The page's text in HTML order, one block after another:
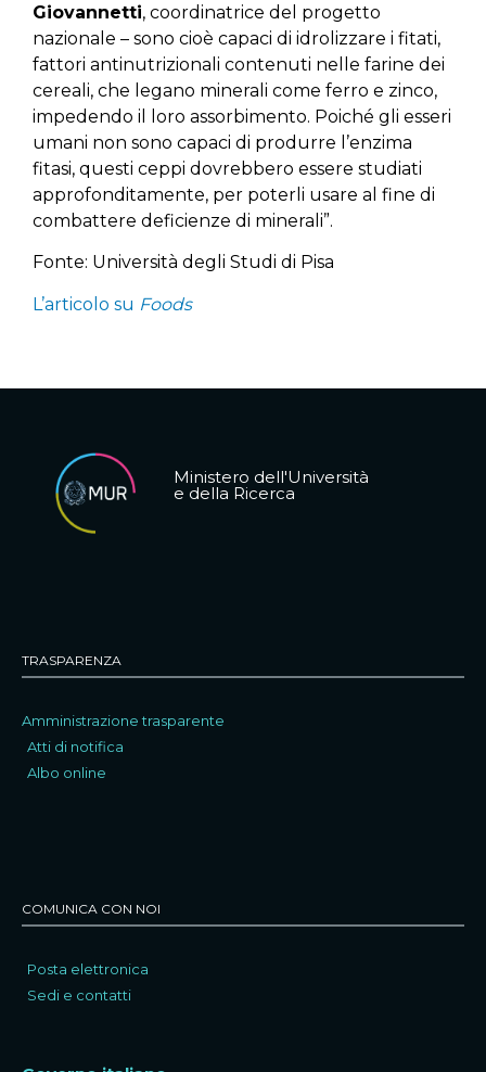
Giovannetti, coordinatrice del progetto
nazionale – sono cioè capaci di idrolizzare i fitati,
fattori antinutrizionali contenuti nelle farine dei
cereali, che legano minerali come ferro e zinco,
impedendo il loro assorbimento. Poiché gli esseri
umani non sono capaci di produrre l’enzima
fitasi, questi ceppi dovrebbero essere studiati
approfonditamente, per poterli usare al fine di
combattere deficienze di minerali”.
Fonte: Università degli Studi di Pisa
L’articolo su Foods
Ministero dell'Università
e della Ricerca
TRASPARENZA
Amministrazione trasparente
Atti di notifica
Albo online
COMUNICA CON NOI
Posta elettronica
Sedi e contatti